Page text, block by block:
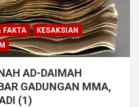
FAKTA
KESAKSIAN
AD-DAIMAH
GADUNGAN MMA,
(1)